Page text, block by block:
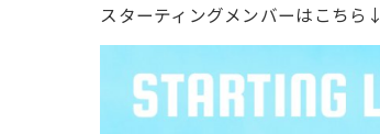
スターティングメンバーはこちら↓